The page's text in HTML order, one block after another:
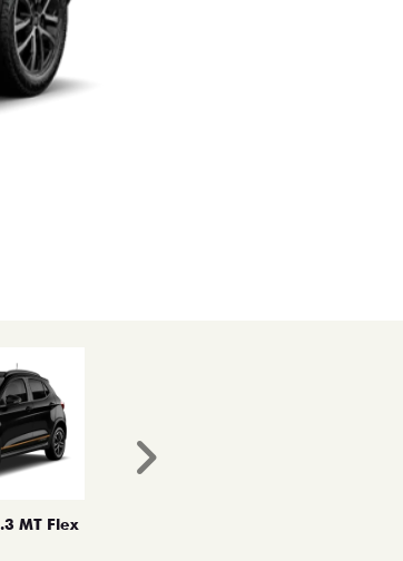
MT Flex
Próximo